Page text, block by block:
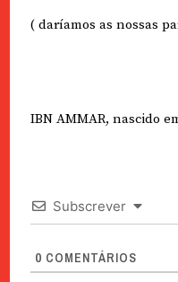
( daríamos as nossas
IBN AMMAR, nascido
Subscrever
0 COMENTÁRIOS